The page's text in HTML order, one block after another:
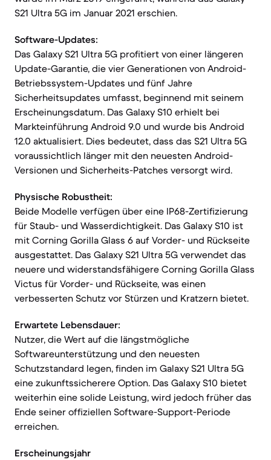
S21 Ultra 5G im Januar 2021 erschien.
Software-Updates:
Das Galaxy S21 Ultra 5G profitiert von einer längeren
Update-Garantie, die vier Generationen von Android-
Betriebssystem-Updates und fünf Jahre
Sicherheitsupdates umfasst, beginnend mit seinem
Erscheinungsdatum. Das Galaxy S10 erhielt bei
Markteinführung Android 9.0 und wurde bis Android
12.0 aktualisiert. Dies bedeutet, dass das S21 Ultra 5G
voraussichtlich länger mit den neuesten Android-
Versionen und Sicherheits-Patches versorgt wird.
Physische Robustheit:
Beide Modelle verfügen über eine IP68-Zertifizierung
für Staub- und Wasserdichtigkeit. Das Galaxy S10 ist
mit Corning Gorilla Glass 6 auf Vorder- und Rückseite
ausgestattet. Das Galaxy S21 Ultra 5G verwendet das
neuere und widerstandsfähigere Corning Gorilla Glass
Victus für Vorder- und Rückseite, was einen
verbesserten Schutz vor Stürzen und Kratzern bietet.
Erwartete Lebensdauer:
Nutzer, die Wert auf die längstmögliche
Softwareunterstützung und den neuesten
Schutzstandard legen, finden im Galaxy S21 Ultra 5G
eine zukunftssicherere Option. Das Galaxy S10 bietet
weiterhin eine solide Leistung, wird jedoch früher das
Ende seiner offiziellen Software-Support-Periode
erreichen.
Erscheinungsjahr